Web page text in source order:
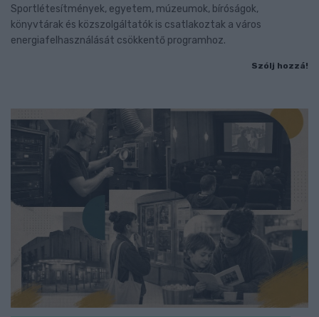
Sportlétesítmények, egyetem, múzeumok, bíróságok,
könyvtárak és közszolgáltatók is csatlakoztak a város
energiafelhasználását csökkentő programhoz.
Szólj hozzá!